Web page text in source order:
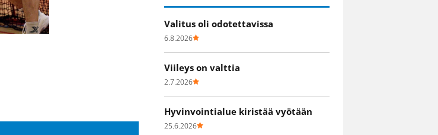
Valitus oli odotettavissa
6.8.2026
Viileys on valttia
2.7.2026
Hyvinvointialue kiristää vyötään
25.6.2026